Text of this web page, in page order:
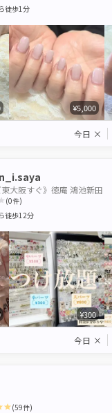
徒歩1分
¥5,000
今日 ×
東大阪すぐ》徳庵 鴻池新田
(0件)
徒歩12分
¥300
今日 ×
(59件)